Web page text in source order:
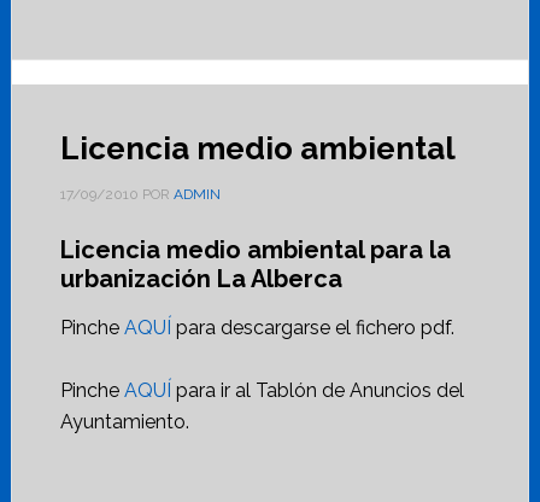
Licencia medio ambiental
17/09/2010 POR ADMIN
Licencia medio ambiental para la
urbanización La Alberca
Pinche AQUÍ para descargarse el fichero pdf.
Pinche AQUÍ para ir al Tablón de Anuncios del
Ayuntamiento.